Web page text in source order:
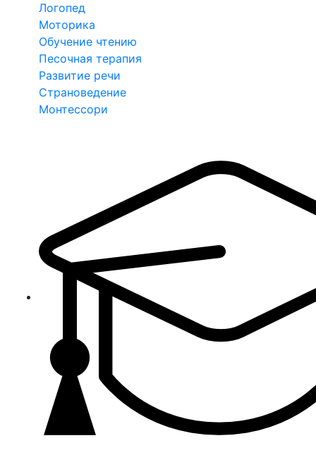
Логопед
Моторика
Обучение чтению
Песочная терапия
Развитие речи
Страноведение
Монтессори